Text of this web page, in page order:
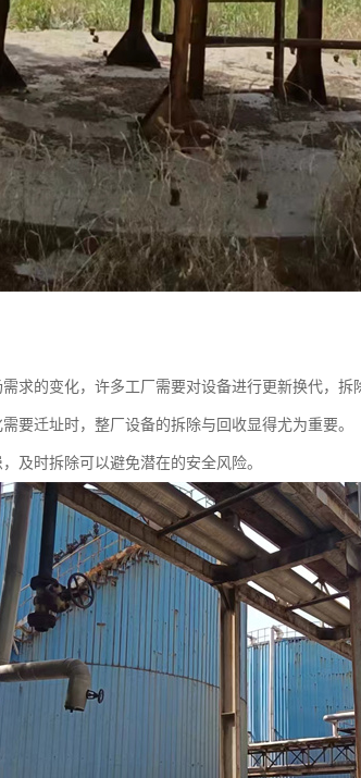
求的变化，许多工厂需要对设备进行更新换代，拆
要迁址时，整厂设备的拆除与回收显得尤为重要。
及时拆除可以避免潜在的安全风险。